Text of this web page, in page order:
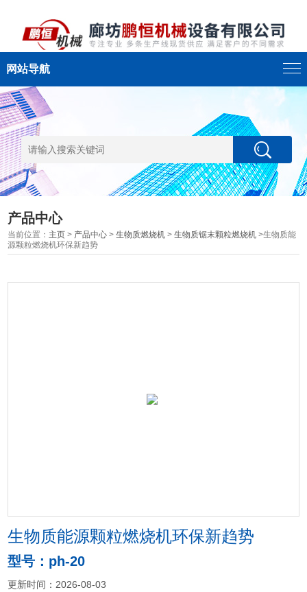
网站导航
产品中心
当前位置： 主页 > 产品中心 >生物质燃烧机 >生物质锯末颗粒燃烧机 >生物质能
源颗粒燃烧机环保新趋势
生物质能源颗粒燃烧机环保新趋势
型号：ph-20
更新时间：2026-08-03